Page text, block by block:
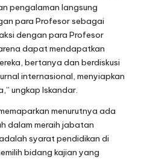
pengalaman langsung
para Profesor sebagai
dengan para Profesor
dapat mendapatkan
bertanya dan berdiskusi
internasional, menyiapkan
ungkap Iskandar.
menurutnya ada
dalam meraih jabatan
syarat pendidikan di
bidang kajian yang